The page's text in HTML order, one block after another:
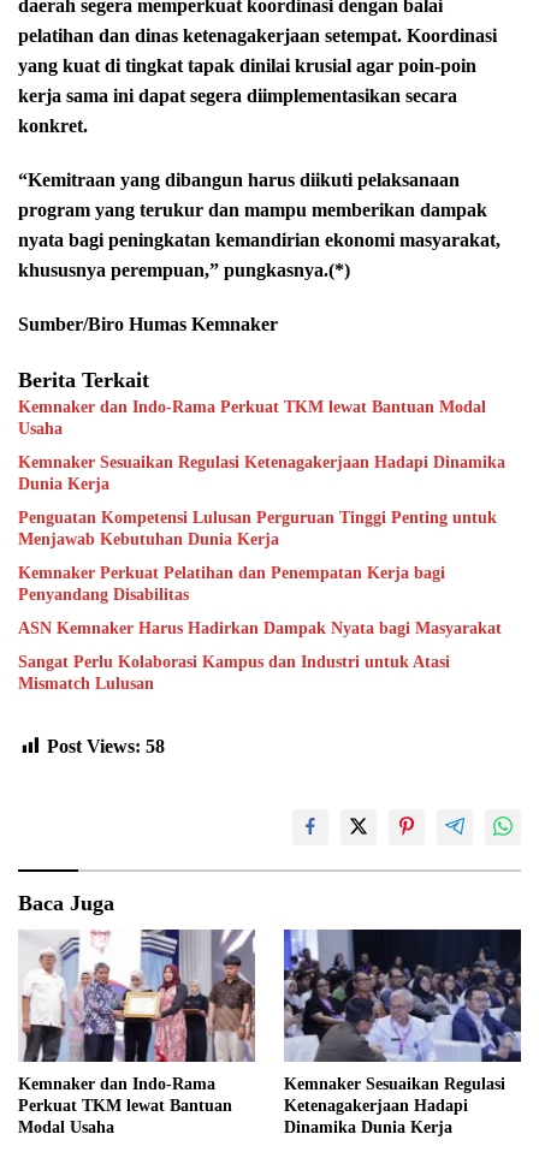
daerah segera memperkuat koordinasi dengan balai
pelatihan dan dinas ketenagakerjaan setempat. Koordinasi
yang kuat di tingkat tapak dinilai krusial agar poin-poin
kerja sama ini dapat segera diimplementasikan secara
konkret.
“Kemitraan yang dibangun harus diikuti pelaksanaan
program yang terukur dan mampu memberikan dampak
nyata bagi peningkatan kemandirian ekonomi masyarakat,
khususnya perempuan,” pungkasnya.(*)
Sumber/Biro Humas Kemnaker
Berita Terkait
Kemnaker dan Indo-Rama Perkuat TKM lewat Bantuan Modal
Usaha
Kemnaker Sesuaikan Regulasi Ketenagakerjaan Hadapi Dinamika
Dunia Kerja
Penguatan Kompetensi Lulusan Perguruan Tinggi Penting untuk
Menjawab Kebutuhan Dunia Kerja
Kemnaker Perkuat Pelatihan dan Penempatan Kerja bagi
Penyandang Disabilitas
ASN Kemnaker Harus Hadirkan Dampak Nyata bagi Masyarakat
Sangat Perlu Kolaborasi Kampus dan Industri untuk Atasi
Mismatch Lulusan
Post Views: 58
Baca Juga
Kemnaker dan Indo-Rama
Perkuat TKM lewat Bantuan
Modal Usaha
Kemnaker Sesuaikan Regulasi
Ketenagakerjaan Hadapi
Dinamika Dunia Kerja